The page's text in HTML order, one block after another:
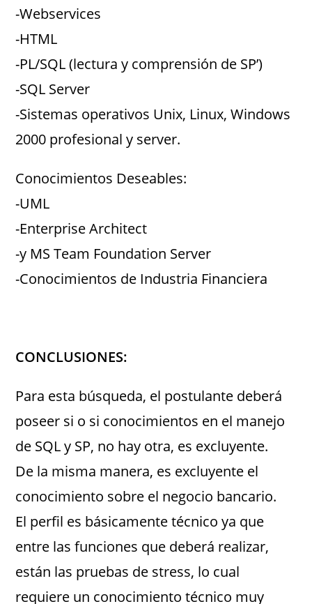
-Webservices
-HTML
-PL/SQL (lectura y comprensión de SP’)
-SQL Server
-Sistemas operativos Unix, Linux, Windows
2000 profesional y server.
Conocimientos Deseables:
-UML
-Enterprise Architect
-y MS Team Foundation Server
-Conocimientos de Industria Financiera
CONCLUSIONES:
Para esta búsqueda, el postulante deberá
poseer si o si conocimientos en el manejo
de SQL y SP, no hay otra, es excluyente.
De la misma manera, es excluyente el
conocimiento sobre el negocio bancario.
El perfil es básicamente técnico ya que
entre las funciones que deberá realizar,
están las pruebas de stress, lo cual
requiere un conocimiento técnico muy